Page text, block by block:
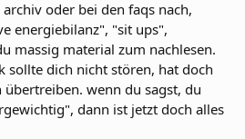
oder bei den faqs nach,
energiebilanz", "sit ups",
massig material zum nachlesen.
sollte dich nicht stören, hat doch
übertreiben. wenn du sagst, du
dann ist jetzt doch alles